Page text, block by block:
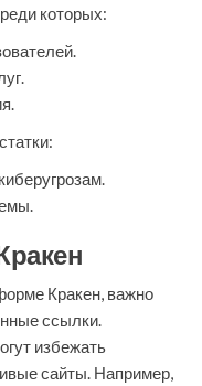
которых:
Кракен, важно
ссылки.
избежать
сайты. Например,